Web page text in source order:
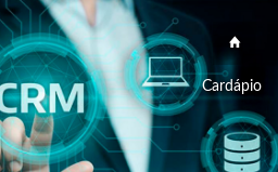
Cardápio